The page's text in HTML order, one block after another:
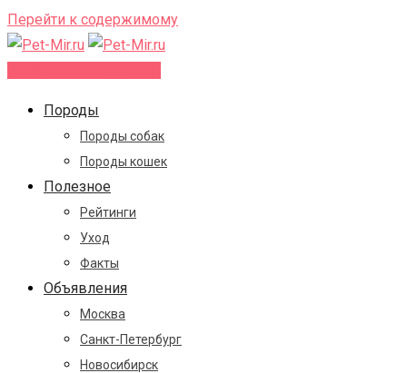
Перейти к содержимому
Породы
Породы собак
Породы кошек
Полезное
Рейтинги
Уход
Факты
Объявления
Москва
Санкт-Петербург
Новосибирск